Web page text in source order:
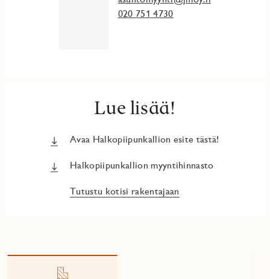
020 751 4730
Lue lisää!
Avaa Halkopiipunkallion esite tästä!
Halkopiipunkallion myyntihinnasto
Tutustu kotisi rakentajaan